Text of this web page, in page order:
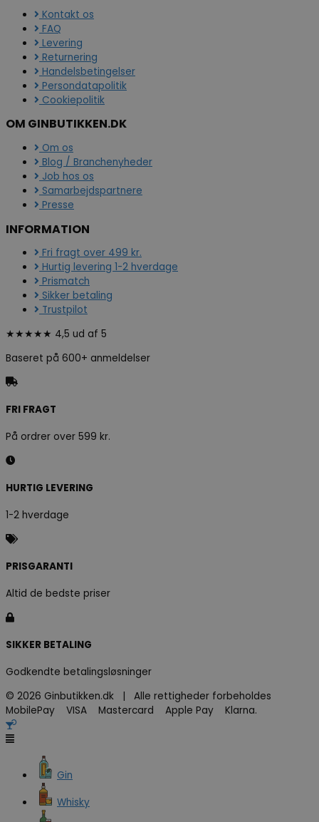
Kontakt os
FAQ
Levering
Returnering
Handelsbetingelser
Persondatapolitik
Cookiepolitik
OM GINBUTIKKEN.DK
Om os
Blog / Branchenyheder
Job hos os
Samarbejdspartnere
Presse
INFORMATION
Fri fragt over 499 kr.
Hurtig levering 1-2 hverdage
Prismatch
Sikker betaling
Trustpilot
★★★★★ 4,5 ud af 5
Baseret på 600+ anmeldelser
FRI FRAGT
På ordrer over 599 kr.
HURTIG LEVERING
1-2 hverdage
PRISGARANTI
Altid de bedste priser
SIKKER BETALING
Godkendte betalingsløsninger
© 2026 Ginbutikken.dk | Alle rettigheder forbeholdes
MobilePay VISA Mastercard Apple Pay Klarna.
Gin
Whisky